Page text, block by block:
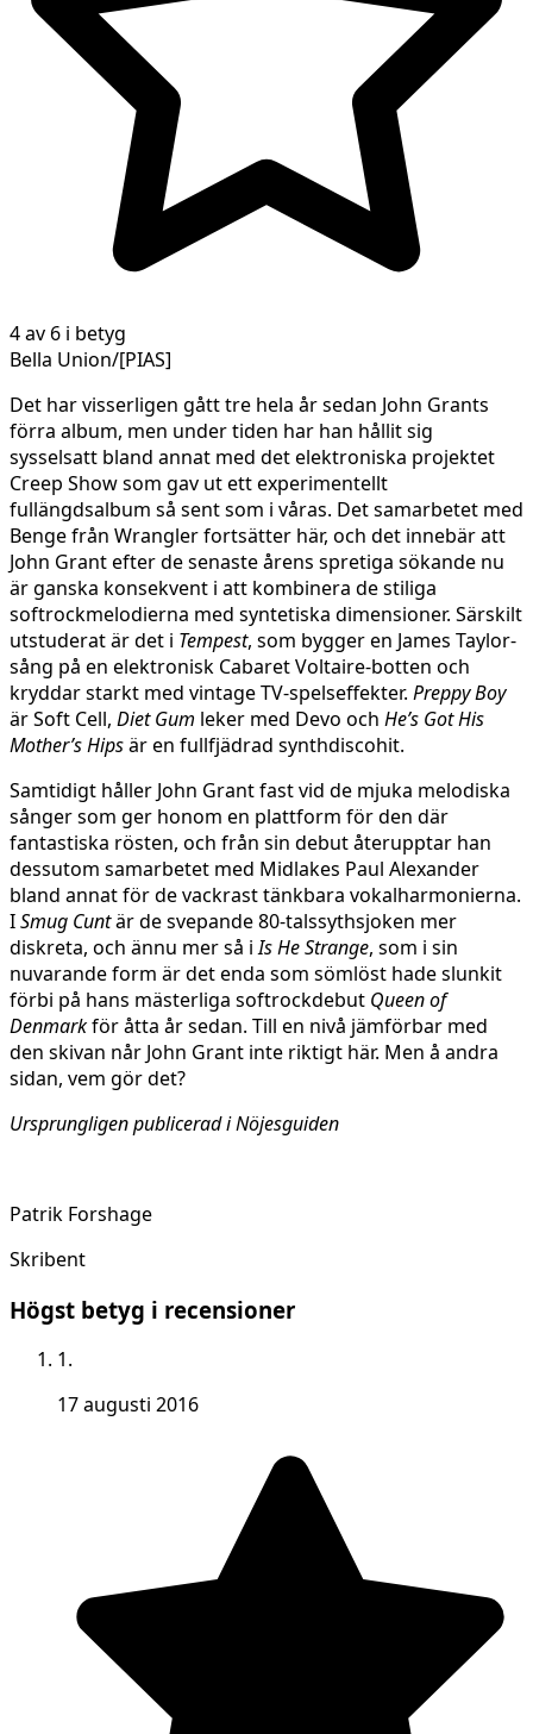
4 av 6 i betyg
Bella Union/[PIAS]
Det har visserligen gått tre hela år sedan John Grants
förra album, men under tiden har han hållit sig
sysselsatt bland annat med det elektroniska projektet
Creep Show som gav ut ett experimentellt
fullängdsalbum så sent som i våras. Det samarbetet med
Benge från Wrangler fortsätter här, och det innebär att
John Grant efter de senaste årens spretiga sökande nu
är ganska konsekvent i att kombinera de stiliga
softrockmelodierna med syntetiska dimensioner. Särskilt
utstuderat är det i Tempest, som bygger en James Taylor-
sång på en elektronisk Cabaret Voltaire-botten och
kryddar starkt med vintage TV-spelseffekter. Preppy Boy
är Soft Cell, Diet Gum leker med Devo och He’s Got His
Mother’s Hipsär en fullfjädrad synthdiscohit.
Samtidigt håller John Grant fast vid de mjuka melodiska
sånger som ger honom en plattform för den där
fantastiska rösten, och från sin debut återupptar han
dessutom samarbetet med Midlakes Paul Alexander
bland annat för de vackrast tänkbara vokalharmonierna.
ISmug Cuntär de svepande 80-talssythsjoken mer
diskreta, och ännu mer så iIs He Strange, som i sin
nuvarande form är det enda som sömlöst hade slunkit
förbi på hans mästerliga softrockdebut Queen of
Denmarkför åtta år sedan. Till en nivå jämförbar med
den skivan når John Grant inte riktigt här. Men å andra
sidan, vem gör det?
Ursprungligen publicerad i Nöjesguiden
Patrik Forshage
Skribent
Högst betyg i recensioner
1.
17 augusti 2016